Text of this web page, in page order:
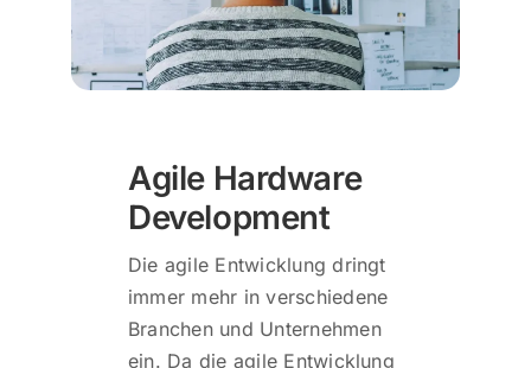
Agile Hardware
Development
Die agile Entwicklung dringt
immer mehr in verschiedene
Branchen und Unternehmen
ein. Da die agile Entwicklung